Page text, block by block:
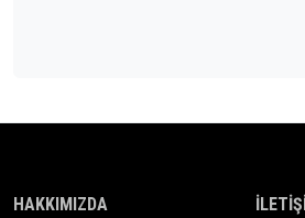
HAKKIMIZDA